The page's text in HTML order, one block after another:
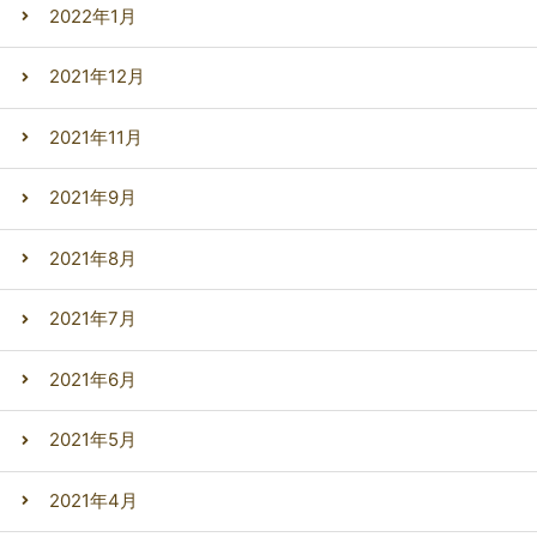
2022年1月
2021年12月
2021年11月
2021年9月
2021年8月
2021年7月
2021年6月
2021年5月
2021年4月